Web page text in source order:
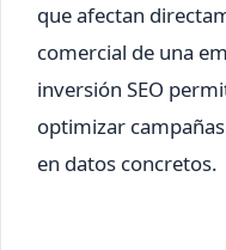
que afectan
comercial de una
inversión SEO
optimizar
en datos concretos.